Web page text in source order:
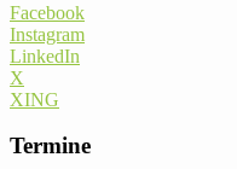
Facebook
Instagram
LinkedIn
X
XING
Termine